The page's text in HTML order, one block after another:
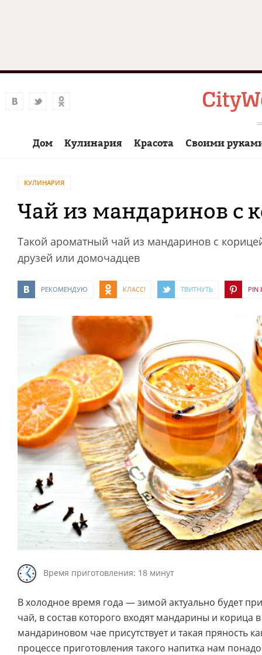
Дом Кулинария Красота Своими
КУЛИНАРИЯ
Чай из мандаринов с
Такой ароматный чай из мандаринов с
друзей или домочадцев
РЕКОМЕНДУЮ КЛАСС! ТВИТНУТЬ PIN
Время приготовления: 18 минут
В холодное время года — зимой актуально будет
чай, в состав которого входят мандарины и корица
мандариновом чае присутствует и такая пряность
процессе приготовления такого напитка нам